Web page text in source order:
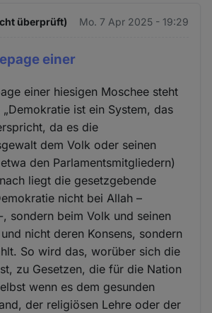
überprüft) Mo. 7 Apr 2025 - 19:29
einer
einer hiesigen Moschee steht
ist ein System, das
da es die
dem Volk oder seinen
den Parlamentsmitgliedern)
liegt die gesetzgebende
nicht bei Allah –
sondern beim Volk und seinen
nicht deren Konsens, sondern
So wird das, worüber sich die
zu Gesetzen, die für die Nation
wenn es dem gesunden
der religiösen Lehre oder der